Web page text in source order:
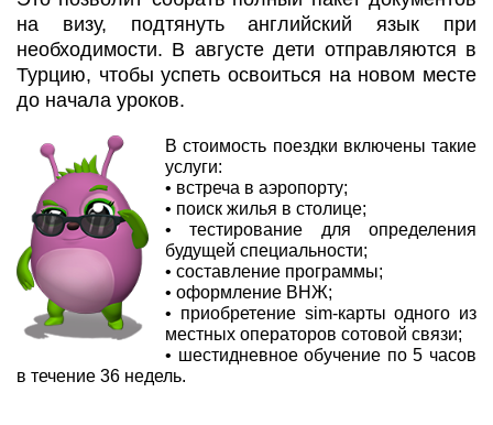
на визу, подтянуть английский язык при
необходимости. В августе дети отправляются в
Турцию, чтобы успеть освоиться на новом месте
до начала уроков.
В стоимость поездки включены такие
услуги:
• встреча в аэропорту;
• поиск жилья в столице;
• тестирование для определения
будущей специальности;
• составление программы;
• оформление ВНЖ;
• приобретение sim-карты одного из
местных операторов сотовой связи;
• шестидневное обучение по 5 часов
в течение 36 недель.